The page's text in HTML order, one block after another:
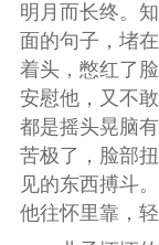
明月而长终。
面的句子，堵
着头，憋红了
安慰他，又不
都是摇头晃脑
苦极了，脸部
见的东西搏斗
他往怀里靠，